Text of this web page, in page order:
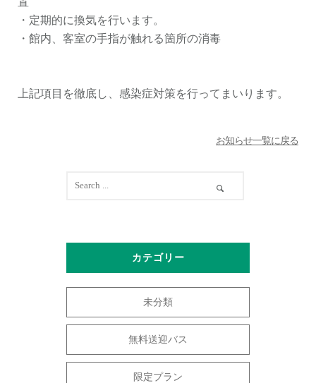
・定期的に換気を行います。
・館内、客室の手指が触れる箇所の消毒
上記項目を徹底し、感染症対策を行ってまいります。
お知らせ一覧に戻る
カテゴリー
未分類
無料送迎バス
限定プラン